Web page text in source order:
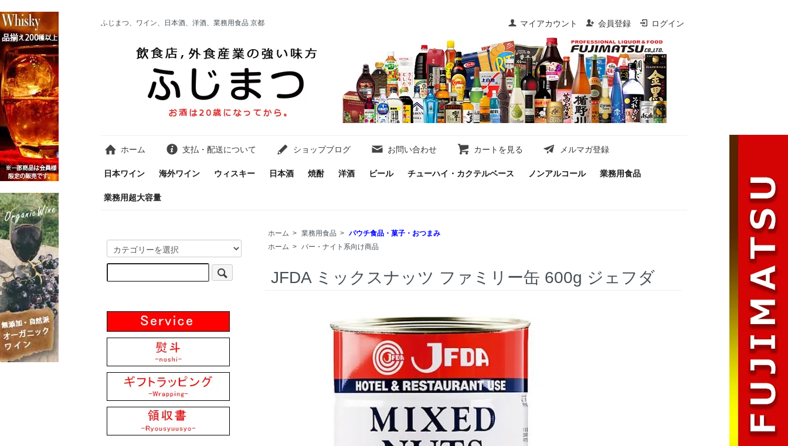
マイアカウント 会員登録 ログイン
ふじまつ、ワイン、日本酒、洋酒、業務用食品 京都
ホーム 支払・配送について ショップブログ お問い合わせ カートを見る メルマガ登録
日本ワイン 海外ワイン ウィスキー 日本酒 焼酎 洋酒 ビール チューハイ・カクテルベース ノンアルコール 業務用食品
業務用超大容量
ホーム > 業務用食品 > パウチ食品・菓子・おつまみ
ホーム > バー・ナイト系向け商品
JFDA ミックスナッツ ファミリー缶 600g ジェフダ